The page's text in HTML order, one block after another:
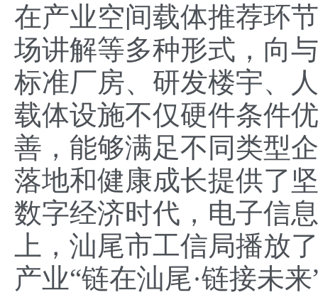
在产业空间载体推荐环
场讲解等多种形式，向
标准厂房、研发楼宇、
载体设施不仅硬件条件
善，能够满足不同类型
落地和健康成长提供了
数字经济时代，电子信
上，汕尾市工信局播放
产业“链在汕尾·链接未